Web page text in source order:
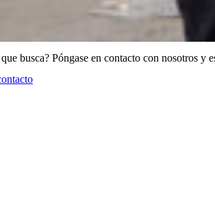
busca? Póngase en contacto con nosotros y